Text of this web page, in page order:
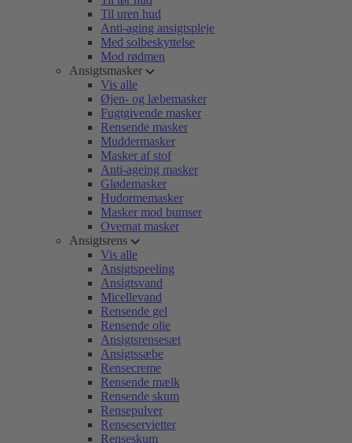
Til uren hud
Anti-aging ansigtspleje
Med solbeskyttelse
Mod rødmen
Ansigtsmasker
Vis alle
Øjen- og læbemasker
Fugtgivende masker
Rensende masker
Muddermasker
Masker af stof
Anti-ageing masker
Glødemasker
Hudormemasker
Masker mod bumser
Overnat masker
Ansigtsrens
Vis alle
Ansigtspeeling
Ansigtsvand
Micellevand
Rensende gel
Rensende olie
Ansigtsrensesæt
Ansigtssæbe
Rensecreme
Rensende mælk
Rensende skum
Rensepulver
Renseservietter
Renseskum